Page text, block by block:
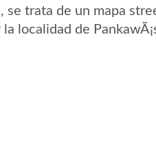
se trata de un mapa
localidad de